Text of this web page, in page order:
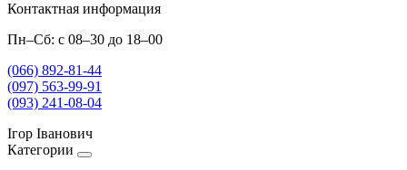
Контактная информация
Пн–Сб: с 08–30 до 18–00
(066) 892-81-44
(097) 563-99-91
(093) 241-08-04
Ігор Іванович
Категории